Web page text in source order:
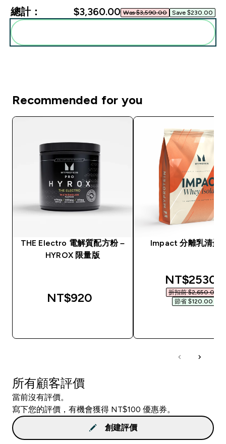
總計： $3,360.00‎ Was $3,590.00‎ Save $230.00‎
Recommended for you
THE Electro 電解質配方粉 –
HYROX 限量版
NT$920‎
Impact 分離乳清蛋
NT$2530‎
折扣前 $2,650.00‎
節省 $120.00‎
所有顧客評價
當前沒有評價。
寫下您的評價，有機會獲得 NT$100 優惠券。
創建評價